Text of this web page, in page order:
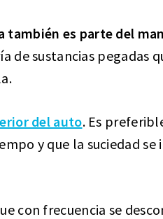
también es parte del
de sustancias pegadas
del auto. Es
y que la suciedad
con frecuencia se